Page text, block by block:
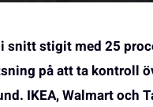
snitt stigit med 25
på att ta kontroll
IKEA, Walmart och